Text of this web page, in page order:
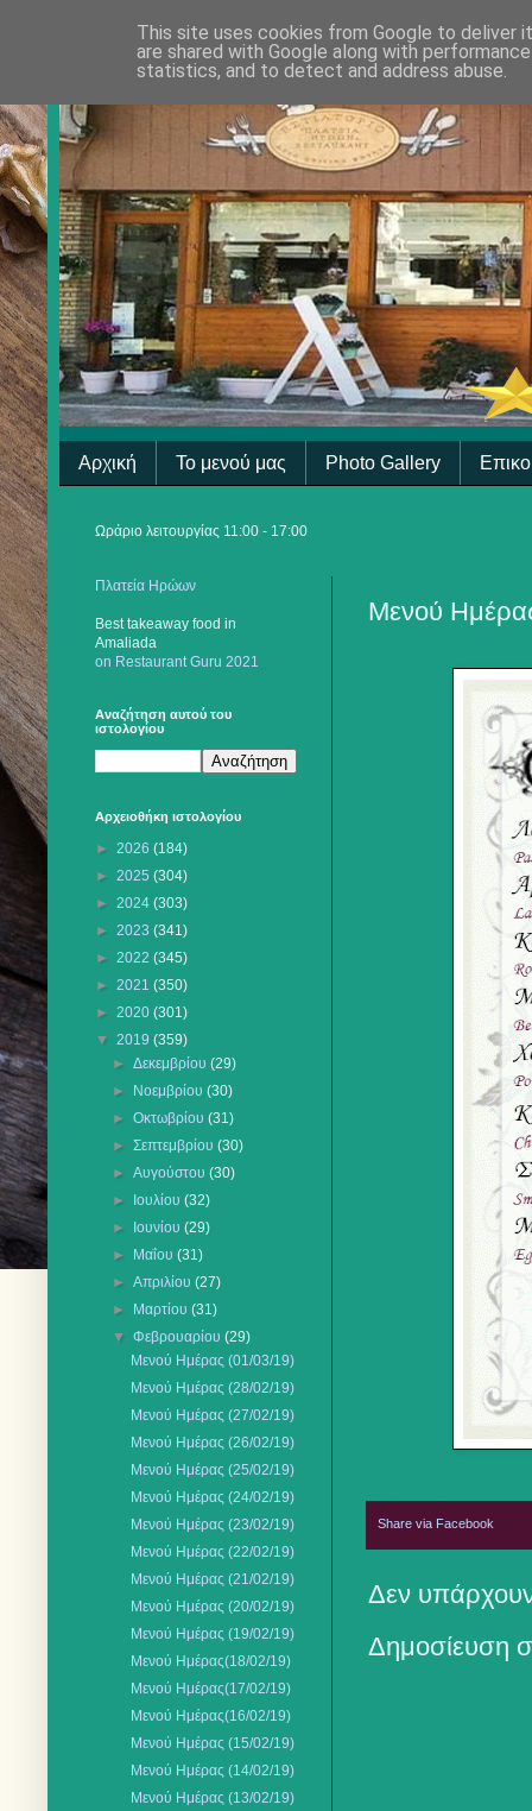
Αρχική Το μενού μας Photo Gallery
Ωράριο λειτουργίας 11:00 - 17:00
Μενού
Share via Facebook
Δεν
Δημοσίευση
Πλατεία Ηρώων
Best takeaway food in
Amaliada
on Restaurant Guru 2021
Αναζήτηση αυτού του
ιστολογίου
Αρχειοθήκη ιστολογίου
► 2026 (184)
► 2025 (304)
► 2024 (303)
► 2023 (341)
► 2022 (345)
► 2021 (350)
► 2020 (301)
▼ 2019 (359)
►Δεκεμβρίου(29)
►
Νοεμβρίου(30)
►Οκτωβρίου(31)
►Σεπτεμβρίου(30)
►Αυγούστου(30)
►
Ιουλίου(32)
►
Ιουνίου(29)
►
Μαΐου(31)
►Απριλίου(27)
►
Μαρτίου(31)
▼Φεβρουαρίου(29)
Μενού Ημέρας (01/03/19)
Μενού Ημέρας (28/02/19)
Μενού Ημέρας (27/02/19)
Μενού Ημέρας (26/02/19)
Μενού Ημέρας (25/02/19)
Μενού Ημέρας (24/02/19)
Μενού Ημέρας (23/02/19)
Μενού Ημέρας (22/02/19)
Μενού Ημέρας (21/02/19)
Μενού Ημέρας (20/02/19)
Μενού Ημέρας (19/02/19)
Mενού Ημέρας(18/02/19)
Μενού Ημέρας(17/02/19)
Μενού Ημέρας(16/02/19)
Μενού Ημέρας (15/02/19)
Μενού Ημέρας (14/02/19)
Μενού Ημέρας (13/02/19)
This site uses cookies from Google to deliver
are shared with Google along with
statistics, and to detect and address abuse.